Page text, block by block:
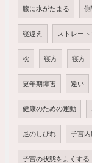
膝に水がたまる 側
寝違え ストレー
枕 寝方 寝方
更年期障害 違い
健康のための運動
足のしびれ 子宮
子宮の状態をよくする